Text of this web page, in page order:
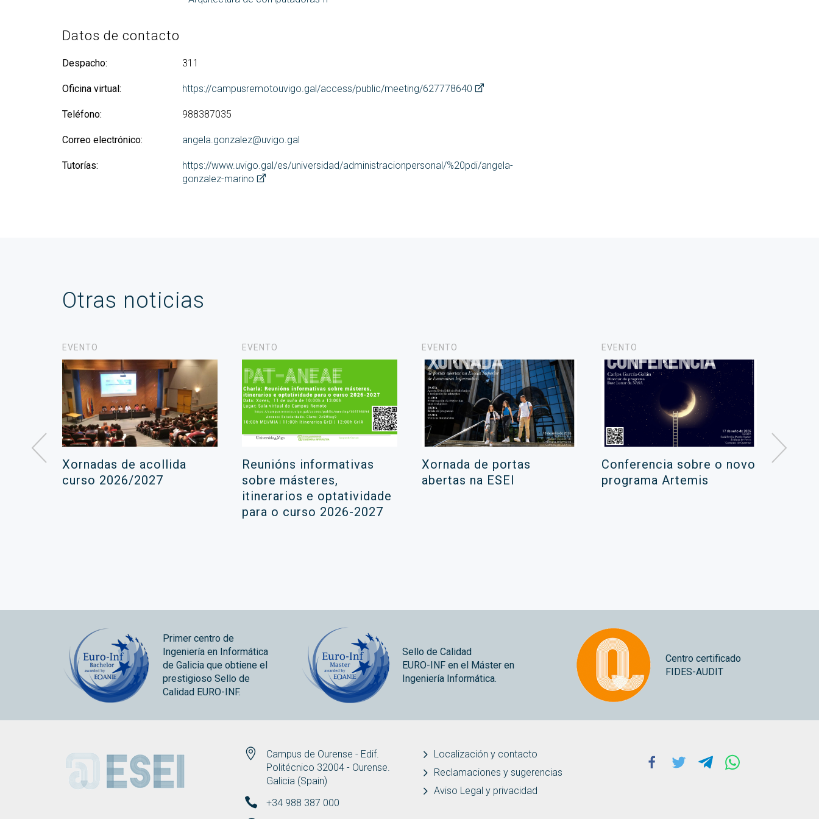
Datos de contacto
Despacho: 311
Oficina virtual: https://campusremotouvigo.gal/access/public/meeting/627778640
Teléfono: 988387035
Correo electrónico: angela.gonzalez@uvigo.gal
Tutorías:
https://www.uvigo.gal/es/universidad/administracionpersonal/%20pdi/angela-
gonzalez-marino
Otras noticias
EVENTO
Xornadas de acollida
curso 2026/2027
EVENTO
Reunións informativas
sobre másteres,
itinerarios e optatividade
para o curso 2026-2027
EVENTO
Xornada de portas
abertas na ESEI
EVENTO
Conferencia sobre o novo
programa Artemis
Primer centro de
Ingeniería en Informática
de Galicia que obtiene el
prestigioso Sello de
Calidad EURO-INF.
Sello de Calidad
EURO-INF en el Máster en
Ingeniería Informática.
Centro certificado
FIDES-AUDIT
ESEI
Campus de Ourense - Edif.
Politécnico 32004 - Ourense.
Galicia (Spain)
+34 988 387 000
Localización y contacto
Reclamaciones y sugerencias
Aviso Legal y privacidad
Facebook
Twitter Telegram